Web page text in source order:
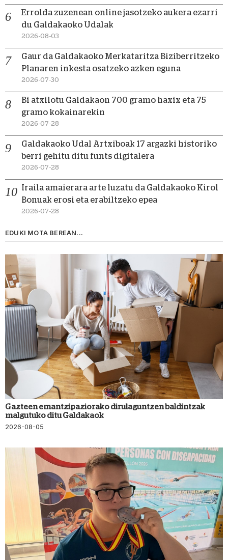
Errolda zuzenean online jasotzeko aukera ezarri
du Galdakaoko Udalak
2026-08-03
Gaur da Galdakaoko Merkataritza Biziberritzeko
Planaren inkesta osatzeko azken eguna
2026-07-30
Bi atxilotu Galdakaon 700 gramo haxix eta 75
gramo kokainarekin
2026-07-28
Galdakaoko Udal Artxiboak 17 argazki historiko
berri gehitu ditu funts digitalera
2026-07-28
Iraila amaierara arte luzatu da Galdakaoko Kirol
Bonuak erosi eta erabiltzeko epea
2026-07-28
EDUKI MOTA BEREAN...
Gazteen emantzipaziorako dirulaguntzen baldintzak
malgutuko ditu Galdakaok
2026-08-05